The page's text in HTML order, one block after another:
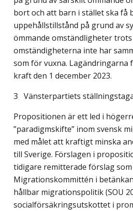
bort och att barn i stället ska få
uppehållstillstånd på grund av
ömmande omständlig­heter
omständigheterna inte har
som för vuxna. Lagändringarna
kraft den 1 december 2023.
3 Vänsterpartiets
Propositionen är ett led i
”paradigmskifte” inom svensk
med målet att kraftigt minska
till Sverige. Förslagen i
tidigare remitterade förslag som
Migrationskommittén i
hållbar migrationspolitik (SOU
socialförsäkringsutskottet i